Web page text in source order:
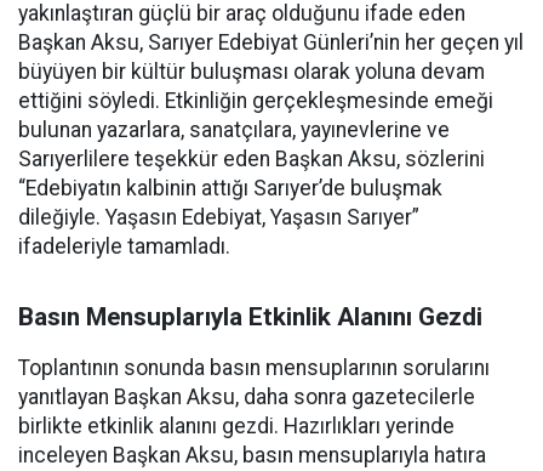
yakınlaştıran güçlü bir araç olduğunu ifade eden
Başkan Aksu, Sarıyer Edebiyat Günleri’nin her geçen yıl
büyüyen bir kültür buluşması olarak yoluna devam
ettiğini söyledi. Etkinliğin gerçekleşmesinde emeği
bulunan yazarlara, sanatçılara, yayınevlerine ve
Sarıyerlilere teşekkür eden Başkan Aksu, sözlerini
“Edebiyatın kalbinin attığı Sarıyer’de buluşmak
dileğiyle. Yaşasın Edebiyat, Yaşasın Sarıyer”
ifadeleriyle tamamladı.
Basın Mensuplarıyla Etkinlik Alanını Gezdi
Toplantının sonunda basın mensuplarının sorularını
yanıtlayan Başkan Aksu, daha sonra gazetecilerle
birlikte etkinlik alanını gezdi. Hazırlıkları yerinde
inceleyen Başkan Aksu, basın mensuplarıyla hatıra